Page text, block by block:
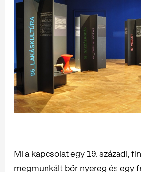
Mi a kapcsolat egy 19. századi,
megmunkált bőr nyereg és egy